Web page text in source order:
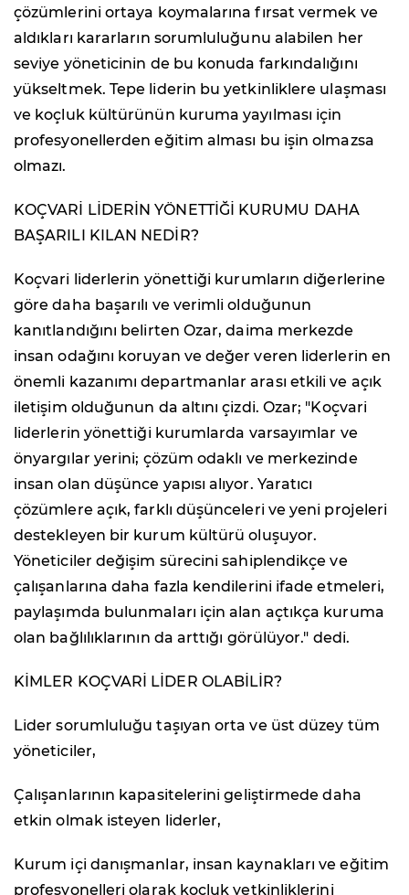
çözümlerini ortaya koymalarına fırsat vermek ve
aldıkları kararların sorumluluğunu alabilen her
seviye yöneticinin de bu konuda farkındalığını
yükseltmek. Tepe liderin bu yetkinliklere ulaşması
ve koçluk kültürünün kuruma yayılması için
profesyonellerden eğitim alması bu işin olmazsa
olmazı.
KOÇVARİ LİDERİN YÖNETTİĞİ KURUMU DAHA
BAŞARILI KILAN NEDİR?
Koçvari liderlerin yönettiği kurumların diğerlerine
göre daha başarılı ve verimli olduğunun
kanıtlandığını belirten Ozar, daima merkezde
insan odağını koruyan ve değer veren liderlerin en
önemli kazanımı departmanlar arası etkili ve açık
iletişim olduğunun da altını çizdi. Ozar; "Koçvari
liderlerin yönettiği kurumlarda varsayımlar ve
önyargılar yerini; çözüm odaklı ve merkezinde
insan olan düşünce yapısı alıyor. Yaratıcı
çözümlere açık, farklı düşünceleri ve yeni projeleri
destekleyen bir kurum kültürü oluşuyor.
Yöneticiler değişim sürecini sahiplendikçe ve
çalışanlarına daha fazla kendilerini ifade etmeleri,
paylaşımda bulunmaları için alan açtıkça kuruma
olan bağlılıklarının da arttığı görülüyor." dedi.
KİMLER KOÇVARİ LİDER OLABİLİR?
Lider sorumluluğu taşıyan orta ve üst düzey tüm
yöneticiler,
Çalışanlarının kapasitelerini geliştirmede daha
etkin olmak isteyen liderler,
Kurum içi danışmanlar, insan kaynakları ve eğitim
profesyonelleri olarak koçluk yetkinliklerini